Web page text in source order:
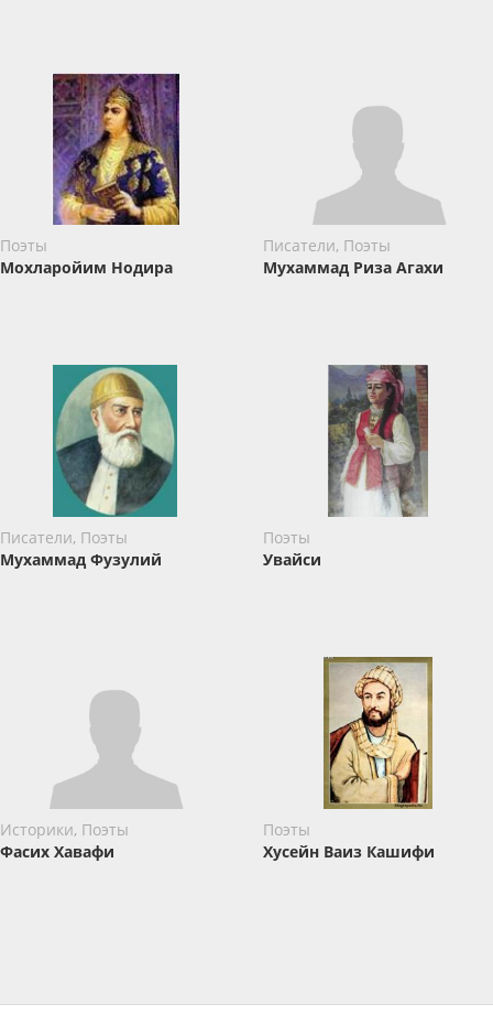
Поэты
Мохларойим Нодира
Писатели, Поэты
Мухаммад Риза Агахи
Писатели, Поэты
Мухаммад Фузулий
Поэты
Увайси
Историки, Поэты
Фасих Хавафи
Поэты
Хусейн Ваиз Кашифи